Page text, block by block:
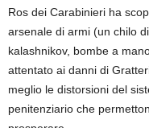
Ros dei Carabinieri ha
arsenale di armi (un chilo
kalashnikov, bombe a
attentato ai danni di
meglio le distorsioni del
penitenziario che